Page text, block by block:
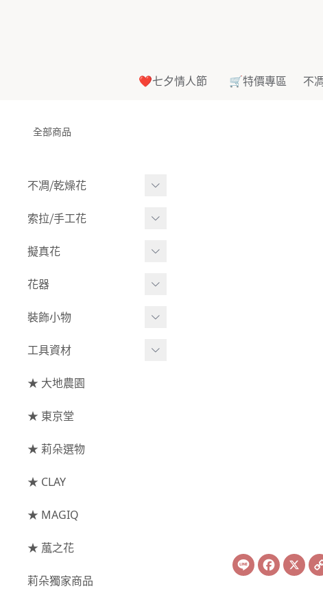
❤️七夕情人節 🛒特價專區 不
全部商品
不凋⧸乾燥花
多色組合
- 其他
玫瑰
大玫瑰
- 迷你玫瑰
- 庭園玫瑰
- 其他玫瑰
主花
菊花
索拉⧸手工花
索拉花(有花莖)
- 莉朵獨家水染
- 大地農園
索拉花(僅花頭)
原色
擬真花
盆栽⧸成品
綜合花束
葉材⧸藤蔓
枝條
果實
花器
小型花器
中大型花器
捧花架⧸吊架
藤圈⧸注連繩
提籃
裝飾小物
裝飾⧸擺飾
花插
工具資材
工具⧸型錄
資材
★ 大地農園
★ 東京堂
★ 莉朵選物
★ CLAY
★ MAGIQ
★ 葻之花
莉朵獨家商品
Line X